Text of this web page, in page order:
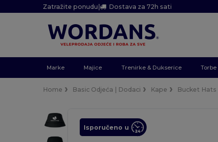
Zatražite ponudu| Dostava za 72h sati
Marke Majice Trenirke & Dukserice Torbe
Home Basic Odjeća | Dodaci Kape Bucket Hats
Isporučeno u